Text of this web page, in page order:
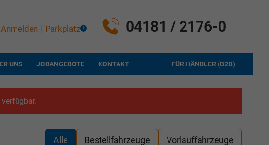
04181 / 2176-0
Anmelden Parkplatz 0
UNS JOBANGEBOTE FÜR HÄNDLER (B2B)
KONTAKT
Alle Bestellfahrzeuge Vorlauffahrzeuge